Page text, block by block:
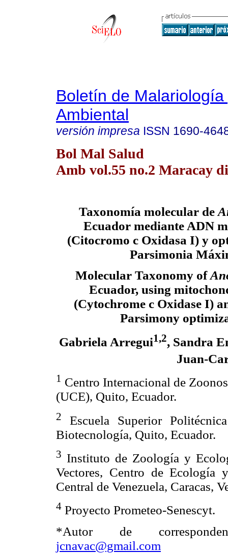
Boletín de
Ambiental
versión impresa ISSN 1690-
Bol Mal Salud
Amb vol.55 no.2 Maracay
Taxonomía molecular de
Ecuador mediante ADN
(Citocromo c Oxidasa I) y
Parsimonia
Molecular Taxonomy of
Ecuador, using
(Cytochrome c Oxidase I)
Parsimony
Gabriela Arregui1,2, Sandra
Juan-
1 Centro Internacional de
(UCE), Quito, Ecuador.
2
Escuela Superior
Biotecnología, Quito, Ecuador.
3 Instituto de Zoología y
Vectores, Centro de Ecología
Central de Venezuela, Caracas,
4 Proyecto Prometeo-Senescyt.
*Autor de
jcnavac@gmail.com